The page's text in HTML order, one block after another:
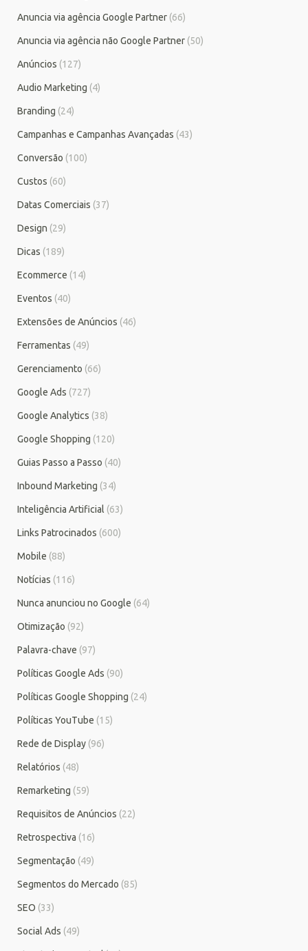
Anuncia via agência Google Partner (66)
Anuncia via agência não Google Partner (50)
Anúncios (127)
Audio Marketing (4)
Branding (24)
Campanhas e Campanhas Avançadas (43)
Conversão (100)
Custos (60)
Datas Comerciais (37)
Design (29)
Dicas (189)
Ecommerce (14)
Eventos (40)
Extensões de Anúncios (46)
Ferramentas (49)
Gerenciamento (66)
Google Ads (727)
Google Analytics (38)
Google Shopping (120)
Guias Passo a Passo (40)
Inbound Marketing (34)
Inteligência Artificial (63)
Links Patrocinados (600)
Mobile (88)
Notícias (116)
Nunca anunciou no Google (64)
Otimização (92)
Palavra-chave (97)
Políticas Google Ads (90)
Políticas Google Shopping (24)
Políticas YouTube (15)
Rede de Display (96)
Relatórios (48)
Remarketing (59)
Requisitos de Anúncios (22)
Retrospectiva (16)
Segmentação (49)
Segmentos do Mercado (85)
SEO (33)
Social Ads (49)